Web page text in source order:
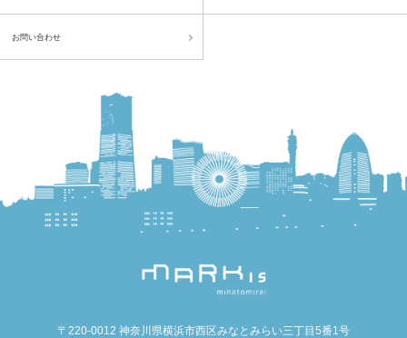
お問い合わせ
〒220-0012 神奈川県横浜市西区みなとみらい三丁目5番1号